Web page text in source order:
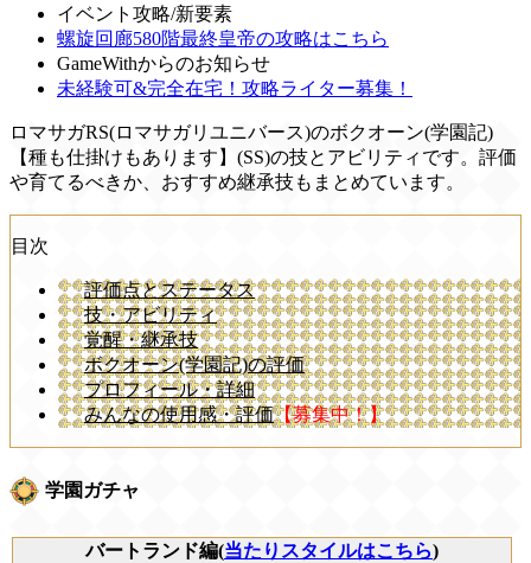
イベント攻略/新要素
螺旋回廊580階最終皇帝の攻略はこちら
GameWithからのお知らせ
未経験可&完全在宅！攻略ライター募集！
ロマサガRS(ロマサガリユニバース)のボクオーン(学園記)
【種も仕掛けもあります】(SS)の技とアビリティです。評価
や育てるべきか、おすすめ継承技もまとめています。
目次
評価点とステータス
技・アビリティ
覚醒・継承技
ボクオーン(学園記)の評価
プロフィール・詳細
みんなの使用感・評価【募集中！】
学園ガチャ
バートランド編(当たりスタイルはこちら)